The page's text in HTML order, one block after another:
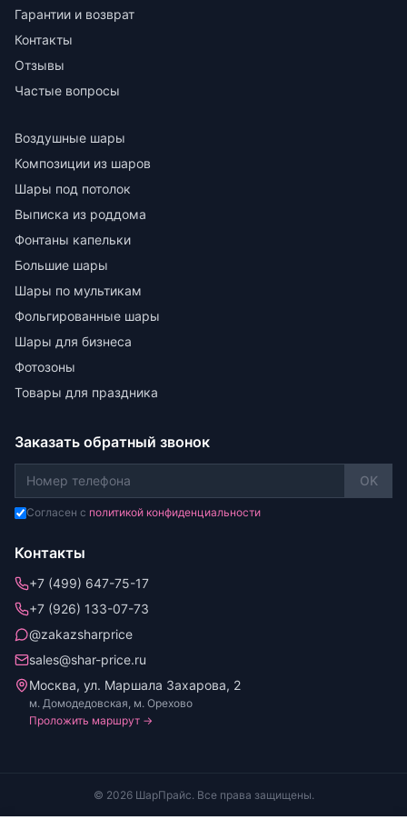
Гарантии и возврат
Контакты
Отзывы
Частые вопросы
Воздушные шары
Композиции из шаров
Шары под потолок
Выписка из роддома
Фонтаны капельки
Большие шары
Шары по мультикам
Фольгированные шары
Шары для бизнеса
Фотозоны
Товары для праздника
Заказать обратный звонок
OK
Согласен с политикой конфиденциальности
Контакты
+7 (499) 647-75-17
+7 (926) 133-07-73
@zakazsharprice
sales@shar-price.ru
Москва, ул. Маршала Захарова, 2
м. Домодедовская, м. Орехово
Проложить маршрут →
© 2026 ШарПрайс. Все права защищены.